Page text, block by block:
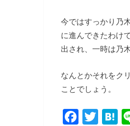
今ではすっかり乃
に進んできたわけ
出され、一時は乃
なんとかそれをク
ことでしょう。
F
T
H